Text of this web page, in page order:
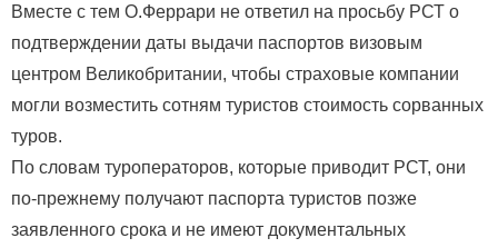
Вместе с тем О.Феррари не ответил на просьбу РСТ о
подтверждении даты выдачи паспортов визовым
центром Великобритании, чтобы страховые компании
могли возместить сотням туристов стоимость сорванных
туров.
По словам туроператоров, которые приводит РСТ, они
по-прежнему получают паспорта туристов позже
заявленного срока и не имеют документальных